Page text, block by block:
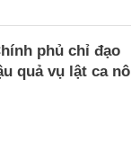
phủ chỉ đạo
quả vụ lật ca nô